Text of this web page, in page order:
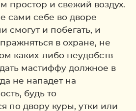
простор и свежий воздух.
сами себе во дворе
смогут и побегать, и
в охране, не
каких-либо неудобств
мастиффу должное в
не нападёт на
будь то
по двору куры, утки или